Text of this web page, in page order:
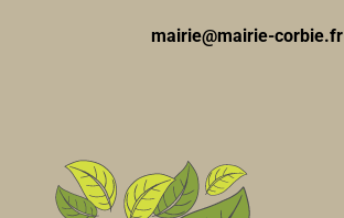
mairie@mairie-corbie.fr